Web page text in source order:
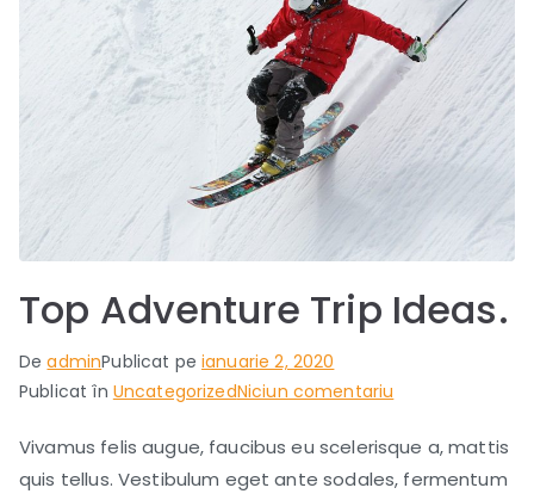
Top Adventure Trip Ideas.
DeadminPublicat peianuarie 2, 2020
Publicat în UncategorizedNiciun comentariu
Adventure
Trip
Vivamus felis augue, faucibus eu scelerisque a, mattis
quis tellus. Vestibulum eget ante sodales, fermentum